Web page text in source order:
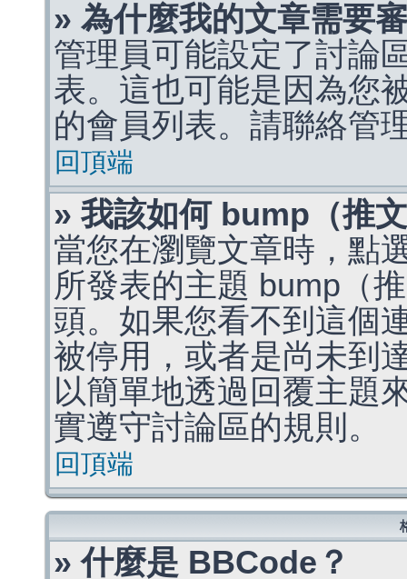
» 為什麼我的文章需要
管理員可能設定了討論
表。這也可能是因為您
的會員列表。請聯絡管
回頂端
» 我該如何 bump（推
當您在瀏覽文章時，點
所發表的主題 bump（
頭。如果您看不到這個
被停用，或者是尚未到
以簡單地透過回覆主題
實遵守討論區的規則。
回頂端
» 什麼是 BBCode？